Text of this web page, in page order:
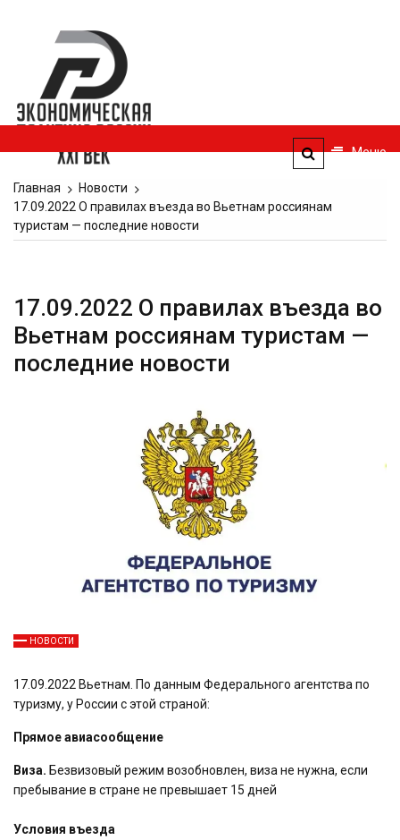
содержимому
век
Меню
Главная
Новости
17.09.2022 О правилах въезда во Вьетнам россиянам
туристам — последние новости
17.09.2022 О правилах въезда во
Вьетнам россиянам туристам —
последние новости
НОВОСТИ
17.09.2022 Вьетнам. По данным Федерального агентства по
туризму, у России с этой страной:
Прямое авиасообщение
Виза. Безвизовый режим возобновлен, виза не нужна, если
пребывание в стране не превышает 15 дней
Условия въезда